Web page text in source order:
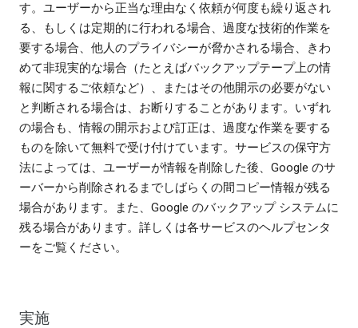
す。ユーザーから正当な理由なく依頼が何度も繰り返され
る、もしくは定期的に行われる場合、過度な技術的作業を
要する場合、他人のプライバシーが脅かされる場合、きわ
めて非現実的な場合（たとえばバックアップテープ上の情
報に関するご依頼など）、またはその他開示の必要がない
と判断される場合は、お断りすることがあります。いずれ
の場合も、情報の開示および訂正は、過度な作業を要する
ものを除いて無料で受け付けています。サービスの保守方
法によっては、ユーザーが情報を削除した後、Google のサ
ーバーから削除されるまでしばらくの間コピー情報が残る
場合があります。また、Google のバックアップ システムに
残る場合があります。詳しくは各サービスのヘルプセンタ
ーをご覧ください。
実施